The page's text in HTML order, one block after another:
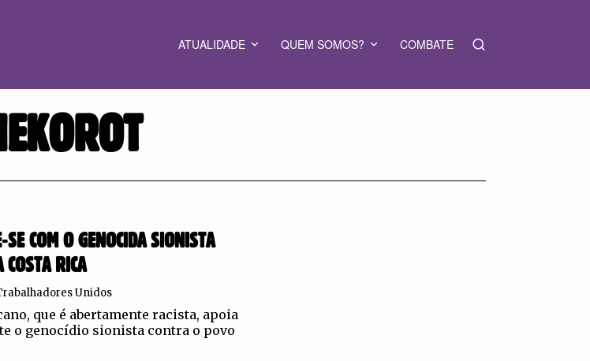
ATUALIDADE QUEM SOMOS? COMBATE
COM O GENOCIDA SIONISTA
COSTA RICA
Unidos
que é abertamente racista, apoia
o genocídio sionista contra o povo